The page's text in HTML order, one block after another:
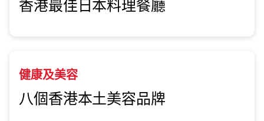
香港最佳日本料理餐廳
健康及美容
八個香港本土美容品牌